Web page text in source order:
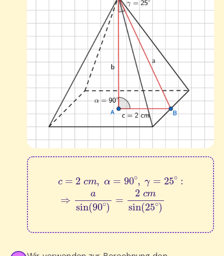
c α =90 ∘, =25∘ :⇒ sin(90 c